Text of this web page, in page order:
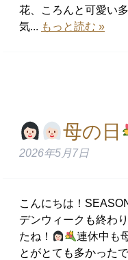
花、ころんと可愛い
気... もっと読む »
母の日
2026年5月7日
こんにちは！
デンウィークも終わ
たね！
連休中も
とがとても多かった